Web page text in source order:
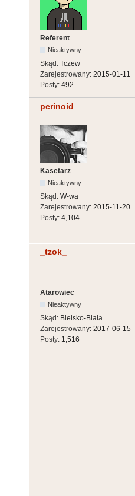
Referent
Nieaktywny
Skąd: Tczew
Zarejestrowany: 2015-01-11
Posty: 492
perinoid
Kasetarz
Nieaktywny
Skąd: W-wa
Zarejestrowany: 2015-11-20
Posty: 4,104
_tzok_
Atarowiec
Nieaktywny
Skąd: Bielsko-Biała
Zarejestrowany: 2017-06-15
Posty: 1,516